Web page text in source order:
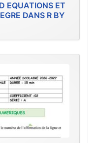
EQUATIONS ET
DANS R BY